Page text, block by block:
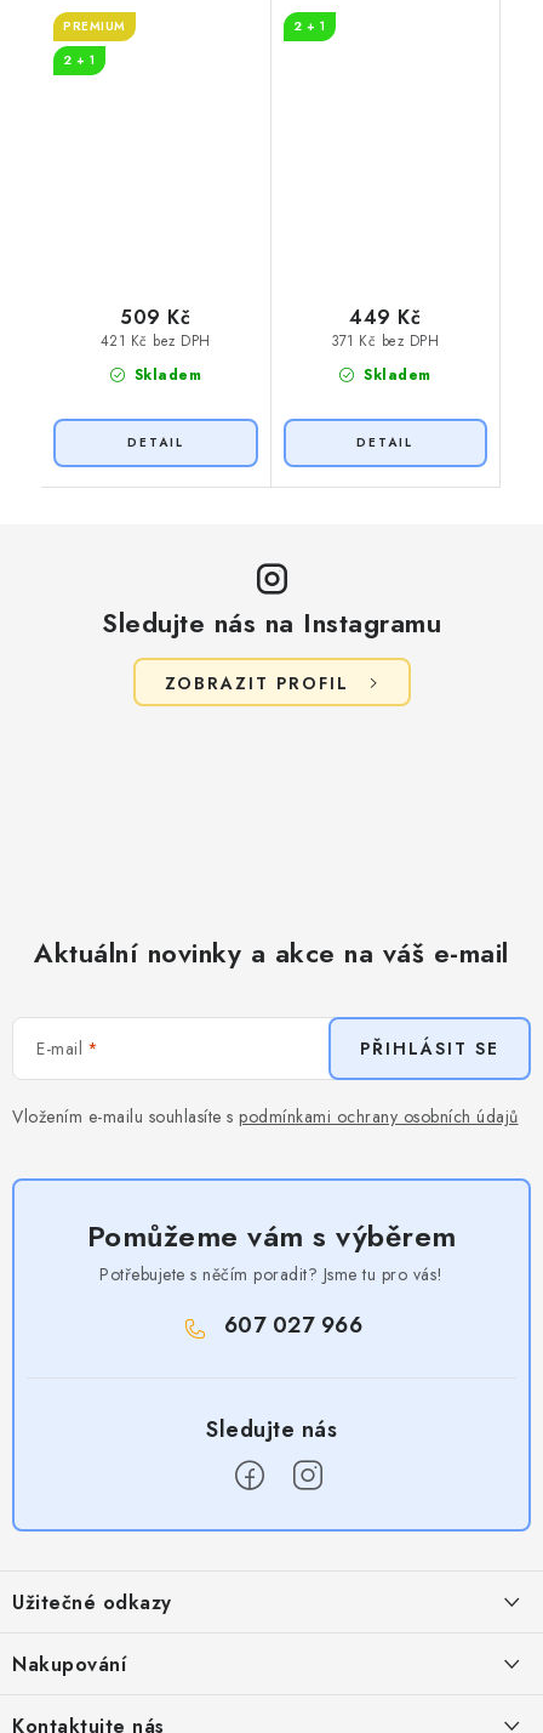
PREMIUM
2 + 1
Skladem
421 Kč bez DPH
509 Kč
2 + 1
Skladem
371 Kč bez DPH
449 Kč
Sledujte nás na Instagramu
ZOBRAZIT PROFIL
Aktuální novinky a akce na váš e-mail
E-mail
Vložením e-mailu souhlasíte s podmínkami ochrany osobních údajů
PŘIHLÁSIT SE
Pomůžeme vám s výběrem
Potřebujete s něčím poradit? Jsme tu pro vás!
607 027 966
p
a
Užitečné odkazy
Nakupování
Kontaktujte nás